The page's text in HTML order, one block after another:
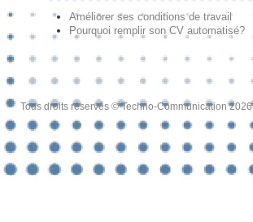
Améliorer ses conditions de travail
Pourquoi remplir son CV automatisé?
Tous droits réservés © Techno-Communication 2026